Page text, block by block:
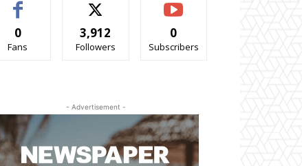
0
Fans
3,912
Followers
0
Subscribers
- Advertisement -